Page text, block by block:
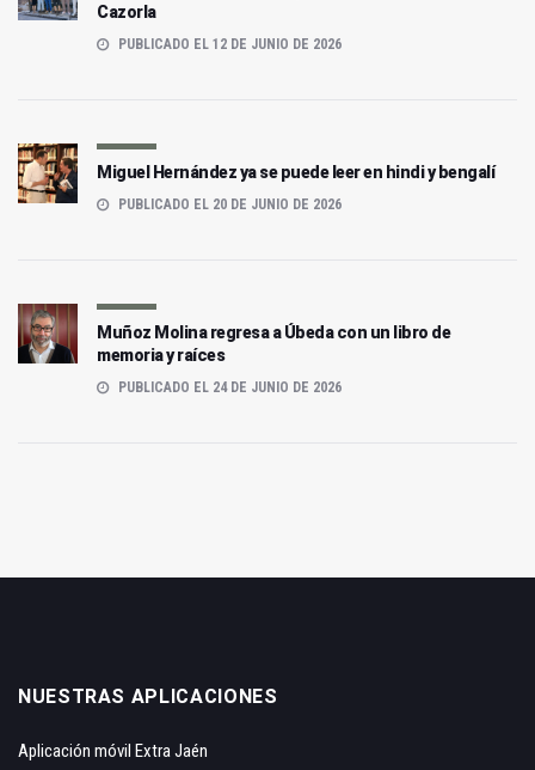
Cazorla
PUBLICADO EL 12 DE JUNIO DE 2026
Miguel Hernández ya se puede leer en hindi y bengalí
PUBLICADO EL 20 DE JUNIO DE 2026
Muñoz Molina regresa a Úbeda con un libro de
memoria y raíces
PUBLICADO EL 24 DE JUNIO DE 2026
NUESTRAS APLICACIONES
Aplicación móvil Extra Jaén